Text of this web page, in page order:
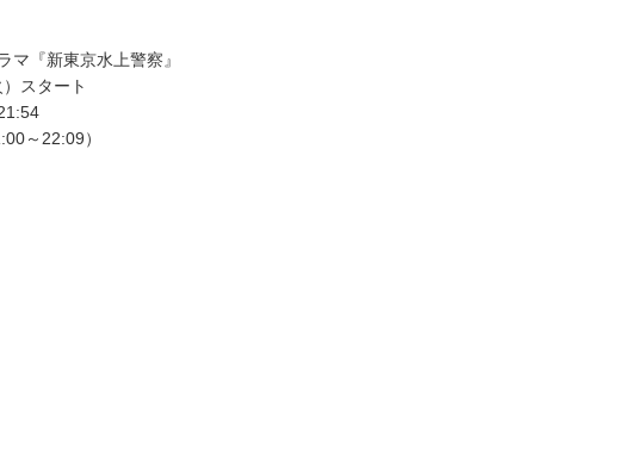
マ『新東京水上警察』
スタート
～22:09）